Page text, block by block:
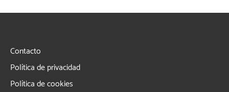
Contacto
Política de privacidad
Política de cookies